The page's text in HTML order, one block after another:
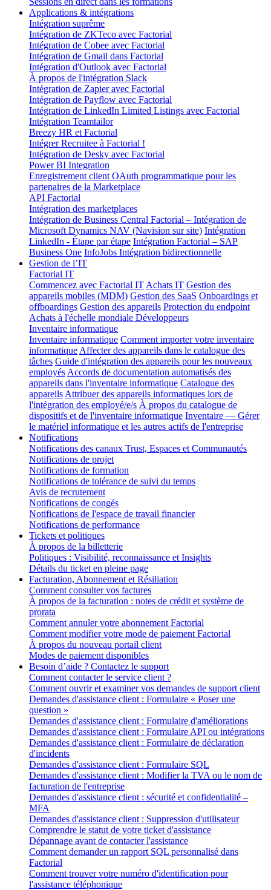
Applications & intégrations
Intégration suprême
Intégration de ZKTeco avec Factorial
Intégration de Cobee avec Factorial
Intégration de Gmail dans Factorial
Intégration d'Outlook avec Factorial
À propos de l'intégration Slack
Intégration de Zapier avec Factorial
Intégration de Payflow avec Factorial
Intégration de LinkedIn Limited Listings avec Factorial
Intégration Teamtailor
Breezy HR et Factorial
Intégrer Recruitee à Factorial !
Intégration de Desky avec Factorial
Power BI Integration
Enregistrement client OAuth programmatique pour les
partenaires de la Marketplace
API Factorial
Intégration des marketplaces
Intégration de Business Central Factorial – Intégration de
Microsoft Dynamics NAV (Navision sur site) Intégration
LinkedIn - Étape par étape Intégration Factorial – SAP
Business One InfoJobs Intégration bidirectionnelle
Gestion de l’IT
Factorial IT
Commencez avec Factorial IT Achats IT Gestion des
appareils mobiles (MDM) Gestion des SaaS Onboardings et
offboardings Gestion des appareils Protection du endpoint
Achats à l'échelle mondiale Développeurs
Inventaire informatique
Inventaire informatique Comment importer votre inventaire
informatique Affecter des appareils dans le catalogue des
tâches Guide d'intégration des appareils pour les nouveaux
employés Accords de documentation automatisés des
appareils dans l'inventaire informatique Catalogue des
appareils Attribuer des appareils informatiques lors de
l'intégration des employé/e/s À propos du catalogue de
dispositifs et de l'inventaire informatique Inventaire — Gérer
le matériel informatique et les autres actifs de l'entreprise
Notifications
Notifications des canaux Trust, Espaces et Communautés
Notifications de projet
Notifications de formation
Notifications de tolérance de suivi du temps
Avis de recrutement
Notifications de congés
Notifications de l'espace de travail financier
Notifications de performance
Tickets et politiques
À propos de la billetterie
Politiques : Visibilité, reconnaissance et Insights
Détails du ticket en pleine page
Facturation, Abonnement et Résiliation
Comment consulter vos factures
À propos de la facturation : notes de crédit et système de
prorata
Comment annuler votre abonnement Factorial
Comment modifier votre mode de paiement Factorial
À propos du nouveau portail client
Modes de paiement disponibles
Besoin d’aide ? Contactez le support
Comment contacter le service client ?
Comment ouvrir et examiner vos demandes de support client
Demandes d'assistance client : Formulaire « Poser une
question »
Demandes d'assistance client : Formulaire d'améliorations
Demandes d'assistance client : Formulaire API ou intégrations
Demandes d'assistance client : Formulaire de déclaration
d'incidents
Demandes d'assistance client : Formulaire SQL
Demandes d'assistance client : Modifier la TVA ou le nom de
facturation de l'entreprise
Demandes d'assistance client : sécurité et confidentialité –
MFA
Demandes d'assistance client : Suppression d'utilisateur
Comprendre le statut de votre ticket d'assistance
Dépannage avant de contacter l'assistance
Comment demander un rapport SQL personnalisé dans
Factorial
Comment trouver votre numéro d'identification pour
l'assistance téléphonique